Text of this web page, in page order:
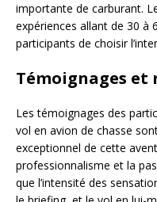
importante de carburant.
expériences allant de 30 à
participants de choisir
Témoignages et
Les témoignages des
vol en avion de chasse
exceptionnel de cette
professionnalisme et la
que l’intensité des